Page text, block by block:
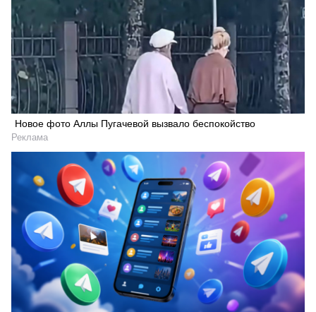
Новое фото Аллы Пугачевой вызвало беспокойство
Реклама